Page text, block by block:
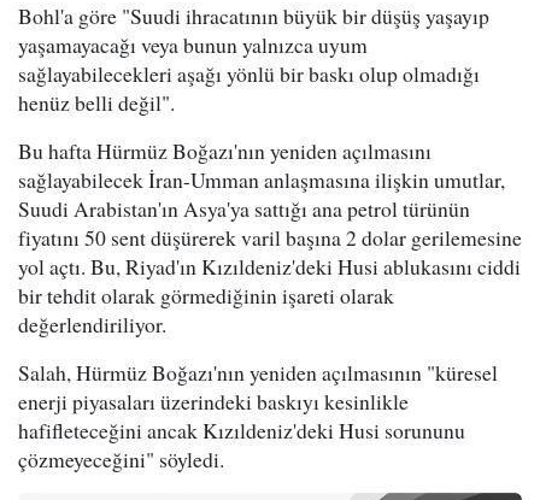
Bohl'a göre "Suudi ihracatının büyük bir düşüş yaşayıp
yaşamayacağı veya bunun yalnızca uyum
sağlayabilecekleri aşağı yönlü bir baskı olup olmadığı
henüz belli değil".
Bu hafta Hürmüz Boğazı'nın yeniden açılmasını
sağlayabilecek İran-Umman anlaşmasına ilişkin umutlar,
Suudi Arabistan'ın Asya'ya sattığı ana petrol türünün
fiyatını 50 sent düşürerek varil başına 2 dolar gerilemesine
yol açtı. Bu, Riyad'ın Kızıldeniz'deki Husi ablukasını ciddi
bir tehdit olarak görmediğinin işareti olarak
değerlendiriliyor.
Salah, Hürmüz Boğazı'nın yeniden açılmasının "küresel
enerji piyasaları üzerindeki baskıyı kesinlikle
hafifleteceğini ancak Kızıldeniz'deki Husi sorununu
çözmeyeceğini" söyledi.